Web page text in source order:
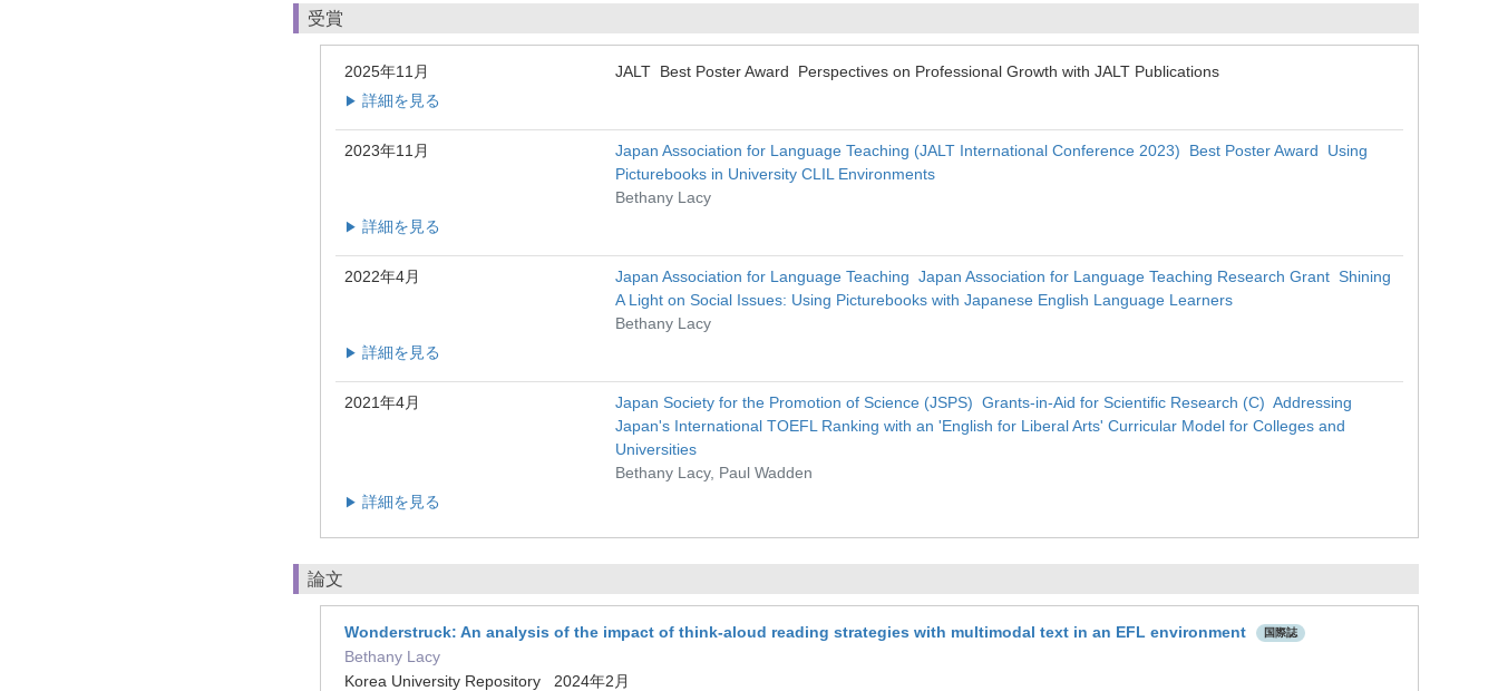
受賞
2025年11月 JALT Best Poster Award Perspectives on Professional Growth with JALT Publications
▶ 詳細を見る
2023年11月
Japan Association for Language Teaching (JALT International Conference 2023) Best Poster Award Using
Picturebooks in University CLIL Environments
Bethany Lacy
▶ 詳細を見る
2022年4月
Japan Association for Language Teaching Japan Association for Language Teaching Research Grant Shining
A Light on Social Issues: Using Picturebooks with Japanese English Language Learners
Bethany Lacy
▶ 詳細を見る
2021年4月
Japan Society for the Promotion of Science (JSPS) Grants-in-Aid for Scientific Research (C) Addressing
Japan's International TOEFL Ranking with an 'English for Liberal Arts' Curricular Model for Colleges and
Universities
Bethany Lacy, Paul Wadden
▶ 詳細を見る
論文
Wonderstruck: An analysis of the impact of think-aloud reading strategies with multimodal text in an EFL environment 国際誌
Bethany Lacy
Korea University Repository 2024年2月